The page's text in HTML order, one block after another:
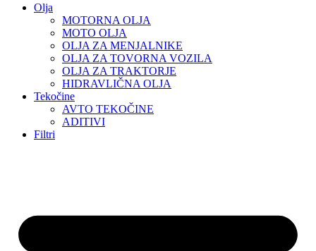
Olja
MOTORNA OLJA
MOTO OLJA
OLJA ZA MENJALNIKE
OLJA ZA TOVORNA VOZILA
OLJA ZA TRAKTORJE
HIDRAVLIČNA OLJA
Tekočine
AVTO TEKOČINE
ADITIVI
Filtri